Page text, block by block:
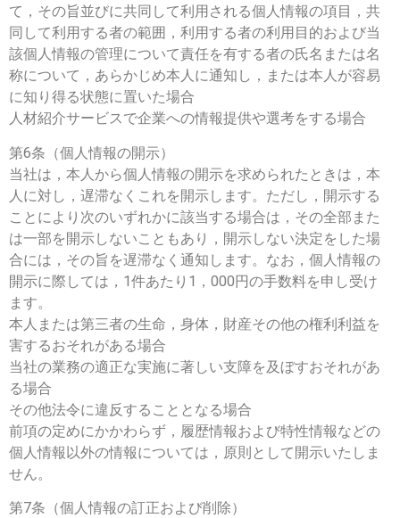
て，その旨並びに共同して利用される個人情報の項目，共
同して利用する者の範囲，利用する者の利用目的および当
該個人情報の管理について責任を有する者の氏名または名
称について，あらかじめ本人に通知し，または本人が容易
に知り得る状態に置いた場合
人材紹介サービスで企業への情報提供や選考をする場合
第6条（個人情報の開示）
当社は，本人から個人情報の開示を求められたときは，本
人に対し，遅滞なくこれを開示します。ただし，開示する
ことにより次のいずれかに該当する場合は，その全部また
は一部を開示しないこともあり，開示しない決定をした場
合には，その旨を遅滞なく通知します。なお，個人情報の
開示に際しては，1件あたり1，000円の手数料を申し受け
ます。
本人または第三者の生命，身体，財産その他の権利利益を
害するおそれがある場合
当社の業務の適正な実施に著しい支障を及ぼすおそれがあ
る場合
その他法令に違反することとなる場合
前項の定めにかかわらず，履歴情報および特性情報などの
個人情報以外の情報については，原則として開示いたしま
せん。
第7条（個人情報の訂正および削除）